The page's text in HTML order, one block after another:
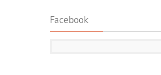
Facebook